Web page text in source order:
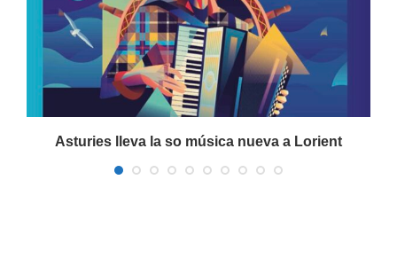
Asturies lleva la so música nueva a Lorient